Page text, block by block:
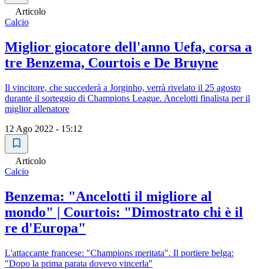
Articolo
Calcio
Miglior giocatore dell'anno Uefa, corsa a
tre Benzema, Courtois e De Bruyne
Il vincitore, che succederà a Jorginho, verrà rivelato il 25 agosto
durante il sorteggio di Champions League. Ancelotti finalista per il
miglior allenatore
12 Ago 2022 - 15:12
Articolo
Calcio
Benzema: "Ancelotti il migliore al
mondo" | Courtois: "Dimostrato chi è il
re d'Europa"
L'attaccante francese: "Champions meritata". Il portiere belga:
"Dopo la prima parata dovevo vincerla"